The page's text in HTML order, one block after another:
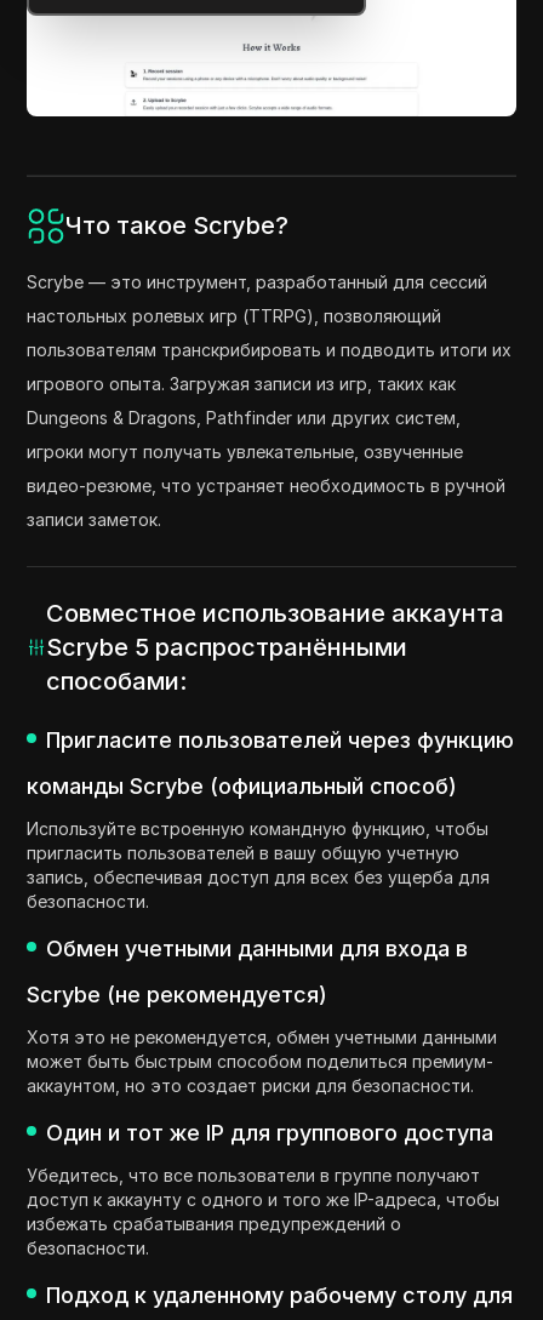
Что такое Scrybe?
Scrybe — это инструмент, разработанный для сессий
настольных ролевых игр (TTRPG), позволяющий
пользователям транскрибировать и подводить итоги их
игрового опыта. Загружая записи из игр, таких как
Dungeons & Dragons, Pathfinder или других систем,
игроки могут получать увлекательные, озвученные
видео-резюме, что устраняет необходимость в ручной
записи заметок.
Совместное использование аккаунта
Scrybe 5 распространёнными
способами:
Пригласите пользователей через функцию
команды Scrybe (официальный способ)
Используйте встроенную командную функцию, чтобы
пригласить пользователей в вашу общую учетную
запись, обеспечивая доступ для всех без ущерба для
безопасности.
Обмен учетными данными для входа в
Scrybe (не рекомендуется)
Хотя это не рекомендуется, обмен учетными данными
может быть быстрым способом поделиться премиум-
аккаунтом, но это создает риски для безопасности.
Один и тот же IP для группового доступа
Убедитесь, что все пользователи в группе получают
доступ к аккаунту с одного и того же IP-адреса, чтобы
избежать срабатывания предупреждений о
безопасности.
Подход к удаленному рабочему столу для